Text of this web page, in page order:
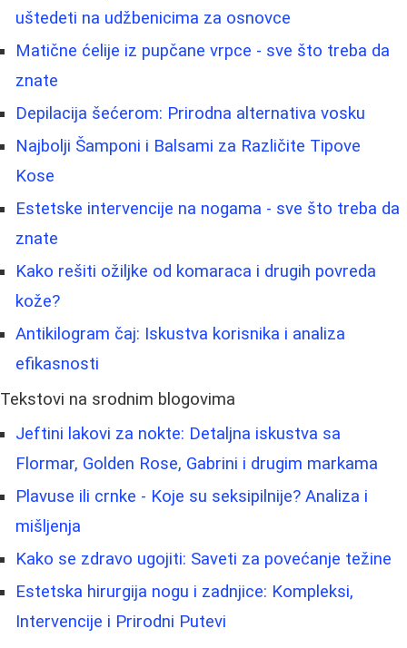
uštedeti na udžbenicima za osnovce
Matične ćelije iz pupčane vrpce - sve što treba da
znate
Depilacija šećerom: Prirodna alternativa vosku
Najbolji Šamponi i Balsami za Različite Tipove
Kose
Estetske intervencije na nogama - sve što treba da
znate
Kako rešiti ožiljke od komaraca i drugih povreda
kože?
Antikilogram čaj: Iskustva korisnika i analiza
efikasnosti
Tekstovi na srodnim blogovima
Jeftini lakovi za nokte: Detaljna iskustva sa
Flormar, Golden Rose, Gabrini i drugim markama
Plavuse ili crnke - Koje su seksipilnije? Analiza i
mišljenja
Kako se zdravo ugojiti: Saveti za povećanje težine
Estetska hirurgija nogu i zadnjice: Kompleksi,
Intervencije i Prirodni Putevi